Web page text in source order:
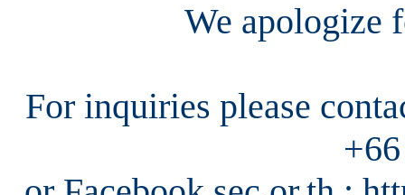
We apologize
For inquiries please